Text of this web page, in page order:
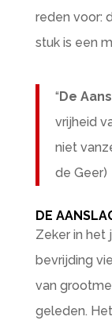
reden voor:
stuk is een
“De
vrijheid
niet
de Geer)
DE
Zeker in het
bevrijding
van
geleden.